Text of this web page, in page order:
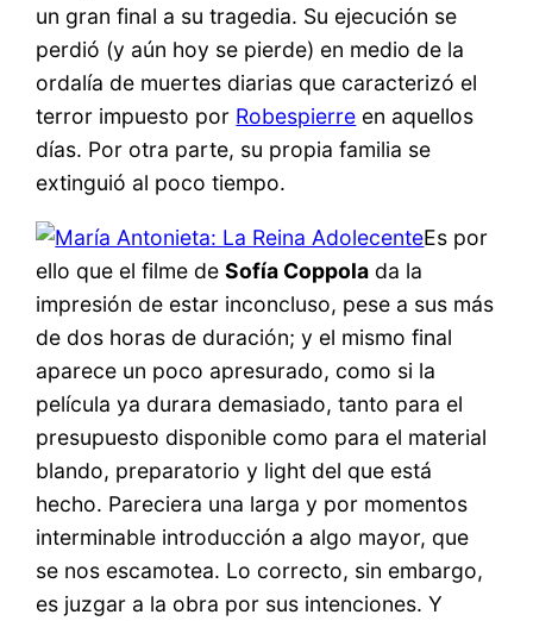
un gran final a su tragedia. Su ejecución se
perdió (y aún hoy se pierde) en medio de la
ordalía de muertes diarias que caracterizó el
terror impuesto por Robespierre en aquellos
días. Por otra parte, su propia familia se
extinguió al poco tiempo.
Es por
ello que el filme deSofía Coppola da la
impresión de estar inconcluso, pese a sus más
de dos horas de duración; y el mismo final
aparece un poco apresurado, como si la
película ya durara demasiado, tanto para el
presupuesto disponible como para el material
blando, preparatorio y light del que está
hecho. Pareciera una larga y por momentos
interminable introducción a algo mayor, que
se nos escamotea. Lo correcto, sin embargo,
es juzgar a la obra por sus intenciones. Y